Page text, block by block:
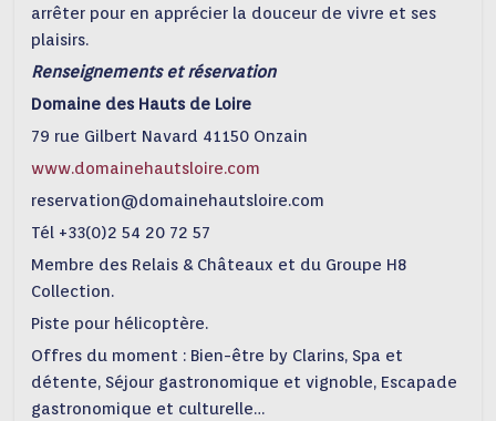
arrêter pour en apprécier la douceur de vivre et ses
plaisirs.
Renseignements et réservation
Domaine des Hauts de Loire
79 rue Gilbert Navard 41150 Onzain
www.domainehautsloire.com
reservation@domainehautsloire.com
Tél +33(0)2 54 20 72 57
Membre des Relais & Châteaux et du Groupe H8
Collection.
Piste pour hélicoptère.
Offres du moment : Bien-être by Clarins, Spa et
détente, Séjour gastronomique et vignoble, Escapade
gastronomique et culturelle…